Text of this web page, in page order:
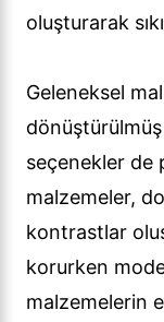
oluşturarak
Geleneksel
seçenekler de
malzemeler,
kontrastlar
korurken
malzemelerin